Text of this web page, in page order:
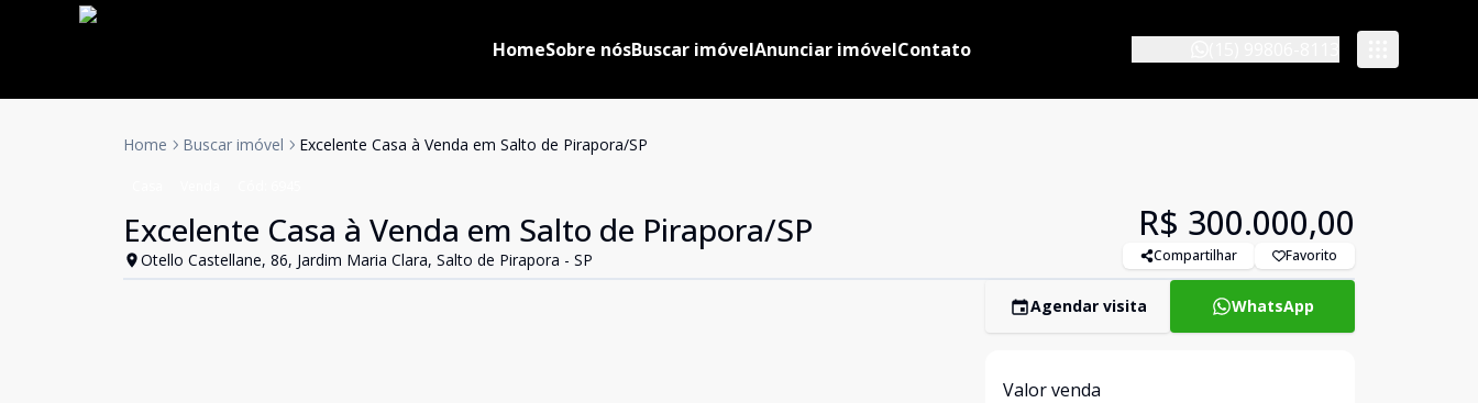
HomeSobre nósBuscar imóvelAnunciar imóvelContato
Home Buscar imóvel Excelente Casa à Venda em Salto de Pirapora/SP
Excelente Casa à Venda em Salto de Pirapora/SP
Otello Castellane, 86, Jardim Maria Clara, Salto de Pirapora - SP
R$ 300.000,00
Compartilhar Favorito
Agendar visita WhatsApp
Valor venda